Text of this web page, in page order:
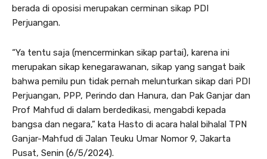
berada di oposisi merupakan cerminan sikap PDI
Perjuangan.
“Ya tentu saja (mencerminkan sikap partai), karena ini
merupakan sikap kenegarawanan, sikap yang sangat baik
bahwa pemilu pun tidak pernah melunturkan sikap dari PDI
Perjuangan, PPP, Perindo dan Hanura, dan Pak Ganjar dan
Prof Mahfud di dalam berdedikasi, mengabdi kepada
bangsa dan negara,” kata Hasto di acara halal bihalal TPN
Ganjar-Mahfud di Jalan Teuku Umar Nomor 9, Jakarta
Pusat, Senin (6/5/2024).